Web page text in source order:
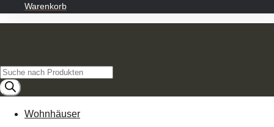
Warenkorb
Products
search
Wohnhäuser